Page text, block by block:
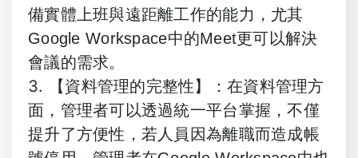
備實體上班與遠距離工作的能力，尤其
Google Workspace中的Meet更可以解決
會議的需求。
【資料管理的完整性】：在資料管理方
面，管理者可以透過統一平台掌握，不僅
提升了方便性，若人員因為離職而造成帳